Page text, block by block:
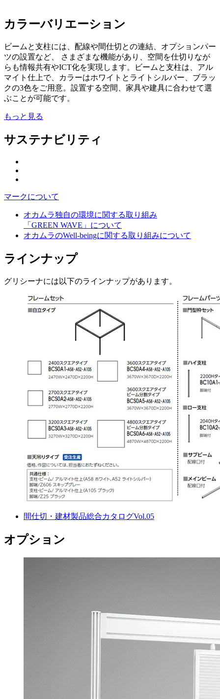
カラーバリエーション
ビームと支柱には、配線や間仕切との連結、オプションパー
ツの設置など、 さまざまな機能があり、空間を仕切りなが
らも情報共有やICT化を実現します。ビームと支柱は、アル
マイト仕上で、カラーはホワイトとライトシルバー、ブラッ
クの3色をご用意。設置する空間、家具や建具に合わせて選
ぶことが可能です。
もっと見る
サステナビリティ
マークについて
オカムラ独自の環境に関する取り組み
「GREEN WAVE」について
オカムラのWell-beingに関する取り組みについて
ラインナップ
グリシーナには以下のラインナップがあります。
間仕切・建材製品総合カタログVol.05
オプション